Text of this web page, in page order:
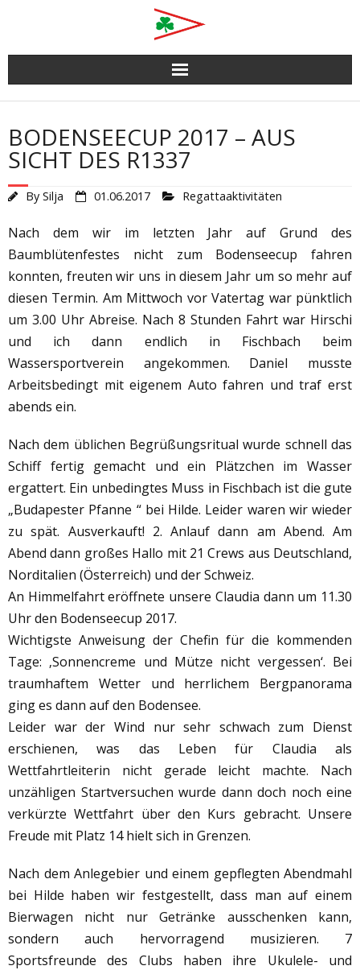
content
BODENSEECUP 2017 – AUS
SICHT DES R1337
By Silja 01.06.2017 Regattaaktivitäten
Nach dem wir im letzten Jahr auf Grund des
Baumblütenfestes nicht zum Bodenseecup fahren
konnten, freuten wir uns in diesem Jahr um so mehr auf
diesen Termin. Am Mittwoch vor Vatertag war pünktlich
um 3.00 Uhr Abreise. Nach 8 Stunden Fahrt war Hirschi
und ich dann endlich in Fischbach beim
Wassersportverein angekommen. Daniel musste
Arbeitsbedingt mit eigenem Auto fahren und traf erst
abends ein.
Nach dem üblichen Begrüßungsritual wurde schnell das
Schiff fertig gemacht und ein Plätzchen im Wasser
ergattert. Ein unbedingtes Muss in Fischbach ist die gute
„Budapester Pfanne “ bei Hilde. Leider waren wir wieder
zu spät. Ausverkauft! 2. Anlauf dann am Abend. Am
Abend dann großes Hallo mit 21 Crews aus Deutschland,
Norditalien (Österreich) und der Schweiz.
An Himmelfahrt eröffnete unsere Claudia dann um 11.30
Uhr den Bodenseecup 2017.
Wichtigste Anweisung der Chefin für die kommenden
Tage: ‚Sonnencreme und Mütze nicht vergessen‘. Bei
traumhaftem Wetter und herrlichem Bergpanorama
ging es dann auf den Bodensee.
Leider war der Wind nur sehr schwach zum Dienst
erschienen, was das Leben für Claudia als
Wettfahrtleiterin nicht gerade leicht machte. Nach
unzähligen Startversuchen wurde dann doch noch eine
verkürzte Wettfahrt über den Kurs gebracht. Unsere
Freude mit Platz 14 hielt sich in Grenzen.
Nach dem Anlegebier und einem gepflegten Abendmahl
bei Hilde haben wir festgestellt, dass man auf einem
Bierwagen nicht nur Getränke ausschenken kann,
sondern auch hervorragend musizieren. 7
Sportsfreunde des Clubs haben ihre Ukulele- und